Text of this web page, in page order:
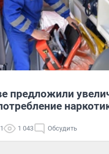
предложили
1 043 Обсудить